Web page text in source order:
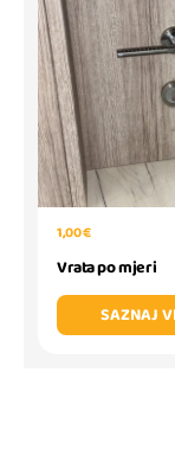
1,00 €
Vrata po mjeri
SAZNAJ